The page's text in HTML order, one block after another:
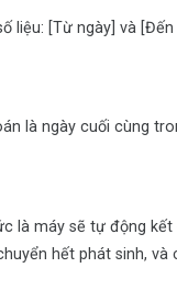
liệu: [Từ ngày] và [Đến
là ngày cuối cùng
là máy sẽ tự động
hết phát sinh,